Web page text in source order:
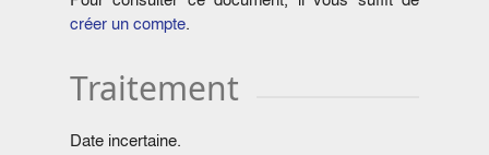
créer un compte.
Traitement
Date incertaine.